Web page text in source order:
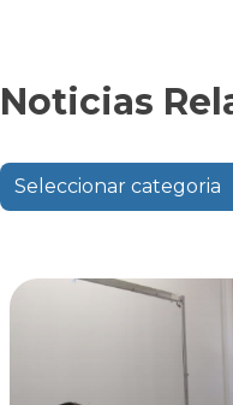
Noticias
Seleccionar categoria